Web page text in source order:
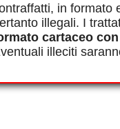
in formato
illegali. I
cartaceo
illeciti